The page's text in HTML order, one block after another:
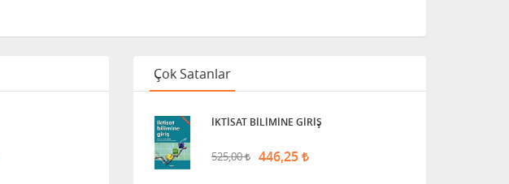
Çok Satanlar
İKTİSAT BİLİMİNE GİRİŞ
525,00 446,25